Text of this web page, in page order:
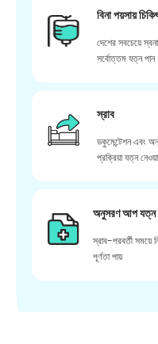
বিনা পয়সায়
দেশের সবচেয়ে
সর্বোত্তম যত্ন পান
স্রাব
ডকুমেন্টেশন এবং
প্রক্রিয়া যত্ন
অনুসরণ আপ যত্ন
স্রাব-পরবর্তী
পূর্ণতা পায়